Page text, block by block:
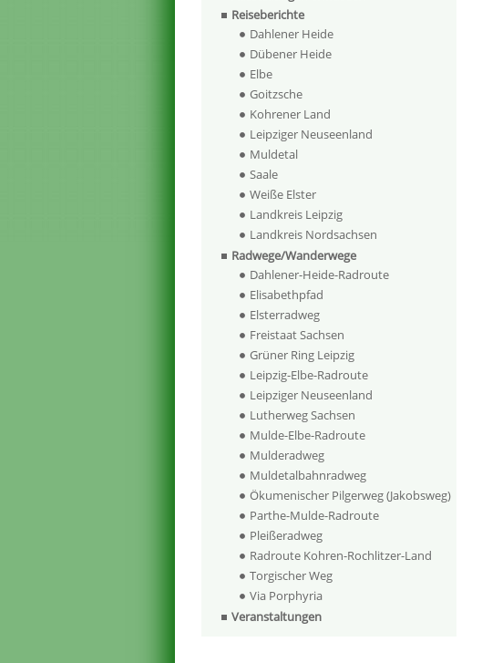
Reiseberichte
Dahlener Heide
Dübener Heide
Elbe
Goitzsche
Kohrener Land
Leipziger Neuseenland
Muldetal
Saale
Weiße Elster
Landkreis Leipzig
Landkreis Nordsachsen
Radwege/Wanderwege
Dahlener-Heide-Radroute
Elisabethpfad
Elsterradweg
Freistaat Sachsen
Grüner Ring Leipzig
Leipzig-Elbe-Radroute
Leipziger Neuseenland
Lutherweg Sachsen
Mulde-Elbe-Radroute
Mulderadweg
Muldetalbahnradweg
Ökumenischer Pilgerweg (Jakobsweg)
Parthe-Mulde-Radroute
Pleißeradweg
Radroute Kohren-Rochlitzer-Land
Torgischer Weg
Via Porphyria
Veranstaltungen